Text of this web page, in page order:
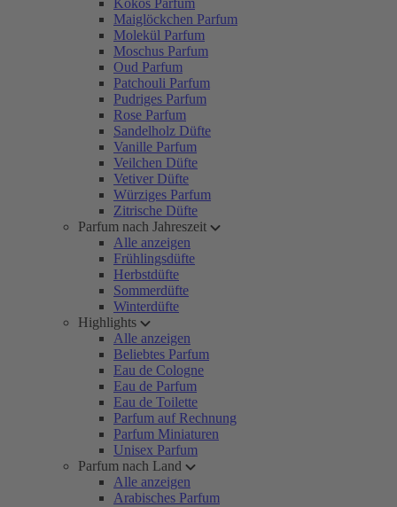
Kokos Parfum
Maiglöckchen Parfum
Molekül Parfum
Moschus Parfum
Oud Parfum
Patchouli Parfum
Pudriges Parfum
Rose Parfum
Sandelholz Düfte
Vanille Parfum
Veilchen Düfte
Vetiver Düfte
Würziges Parfum
Zitrische Düfte
Parfum nach Jahreszeit
Alle anzeigen
Frühlingsdüfte
Herbstdüfte
Sommerdüfte
Winterdüfte
Highlights
Alle anzeigen
Beliebtes Parfum
Eau de Cologne
Eau de Parfum
Eau de Toilette
Parfum auf Rechnung
Parfum Miniaturen
Unisex Parfum
Parfum nach Land
Alle anzeigen
Arabisches Parfum